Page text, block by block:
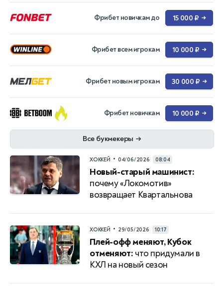
Фрибет новичкам до 15 000 ₽ →
Фрибет всем игрокам 10 000 ₽ →
Фрибет новым игрокам 30 000 ₽ →
Фрибет новичкам 10 000 ₽ →
Все букмекеры →
ХОККЕЙ • 04/06/2026 08:04
Новый-старый машинист:
почему «Локомотив»
возвращает Квартальнова
ХОККЕЙ • 29/05/2026 10:17
Плей-офф меняют, Кубок
отменяют: что придумали в
КХЛ на новый сезон